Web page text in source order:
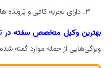
دارای تجربه کافی و
بهترین وکیل متخصص سفته در
ویژگی‌هایی از جمله موارد گفته